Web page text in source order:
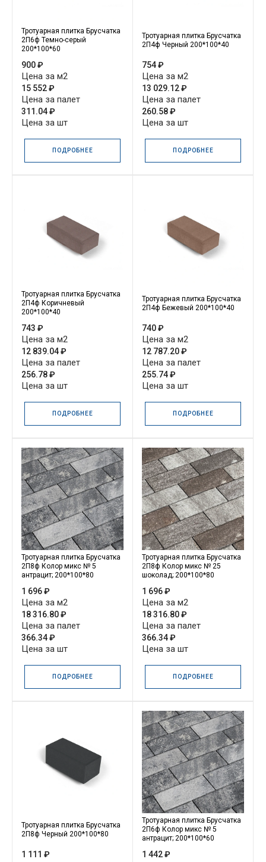
Тротуарная плитка Брусчатка
2П6ф Темно-серый
200*100*60
900 ₽
Цена за м2
15 552 ₽
Цена за палет
311.04 ₽
Цена за шт
ПОДРОБНЕЕ
Тротуарная плитка Брусчатка
2П4ф Черный 200*100*40
754 ₽
Цена за м2
13 029.12 ₽
Цена за палет
260.58 ₽
Цена за шт
ПОДРОБНЕЕ
Тротуарная плитка Брусчатка
2П4ф Коричневый
200*100*40
743 ₽
Цена за м2
12 839.04 ₽
Цена за палет
256.78 ₽
Цена за шт
ПОДРОБНЕЕ
Тротуарная плитка Брусчатка
2П4ф Бежевый 200*100*40
740 ₽
Цена за м2
12 787.20 ₽
Цена за палет
255.74 ₽
Цена за шт
ПОДРОБНЕЕ
Тротуарная плитка Брусчатка
2П8ф Колор микс № 5
антрацит; 200*100*80
1 696 ₽
Цена за м2
18 316.80 ₽
Цена за палет
366.34 ₽
Цена за шт
ПОДРОБНЕЕ
Тротуарная плитка Брусчатка
2П8ф Колор микс № 25
шоколад; 200*100*80
1 696 ₽
Цена за м2
18 316.80 ₽
Цена за палет
366.34 ₽
Цена за шт
ПОДРОБНЕЕ
Тротуарная плитка Брусчатка
2П8ф Черный 200*100*80
1 111 ₽
Тротуарная плитка Брусчатка
2П6ф Колор микс № 5
антрацит; 200*100*60
1 442 ₽